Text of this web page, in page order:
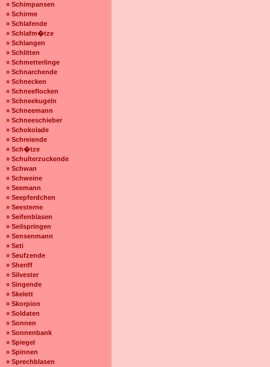
» Schimpansen
» Schirme
» Schlafende
» Schlafm�tze
» Schlangen
» Schlitten
» Schmetterlinge
» Schnarchende
» Schnecken
» Schneeflocken
» Schneekugeln
» Schneemann
» Schneeschieber
» Schokolade
» Schreiende
» Sch�tze
» Schulterzuckende
» Schwan
» Schweine
» Seemann
» Seepferdchen
» Seesterne
» Seifenblasen
» Seilspringen
» Sensenmann
» Seti
» Seufzende
» Sheriff
» Silvester
» Singende
» Skelett
» Skorpion
» Soldaten
» Sonnen
» Sonnenbank
» Spiegel
» Spinnen
» Sprechblasen